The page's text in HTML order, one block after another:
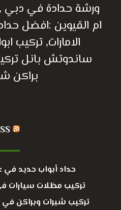
ورشة حدادة في دبي
ام القيوين :افضل
الامارات, تركيب
ساندوتش بانل
براكن
حداد أبواب حديد في عجمان :
تركيب مظلات سيارات في عجمان
تركيب شبرات وبراكن في ام